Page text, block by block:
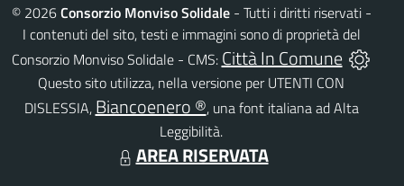
© 2026Consorzio Monviso Solidale- Tutti i diritti riservati -
I contenuti del sito, testi e immagini sono di proprietà del
Consorzio Monviso Solidale - CMS: Città In Comune
Questo sito utilizza, nella versione per UTENTI CON
DISLESSIA,Biancoenero ®, una font italiana ad Alta
Leggibilità.
AREA RISERVATA